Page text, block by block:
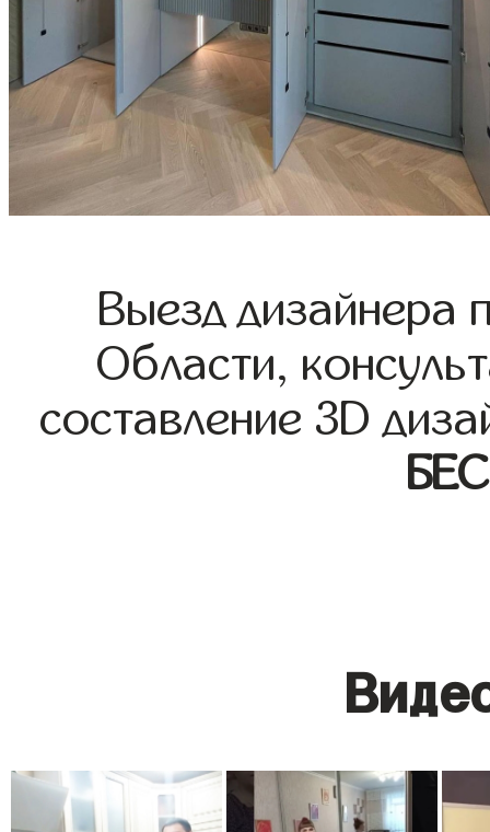
Выезд дизайнера
Области,
составление 3D